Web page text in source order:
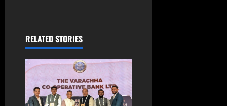
i
g
a
t
RELATED STORIES